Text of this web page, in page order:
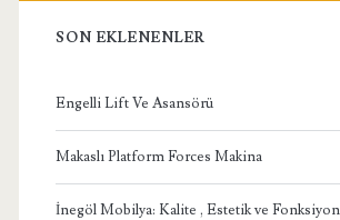
SON EKLENENLER
Engelli Lift Ve Asansörü
Makaslı Platform Forces Makina
İnegöl Mobilya: Kalite , Estetik ve